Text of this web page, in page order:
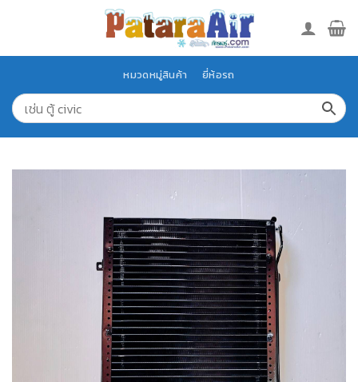
หมวดหมู่สินค้า ยี่ห้อรถ